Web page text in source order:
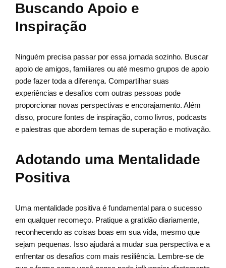
Buscando Apoio e
Inspiração
Ninguém precisa passar por essa jornada sozinho. Buscar
apoio de amigos, familiares ou até mesmo grupos de apoio
pode fazer toda a diferença. Compartilhar suas
experiências e desafios com outras pessoas pode
proporcionar novas perspectivas e encorajamento. Além
disso, procure fontes de inspiração, como livros, podcasts
e palestras que abordem temas de superação e motivação.
Adotando uma Mentalidade
Positiva
Uma mentalidade positiva é fundamental para o sucesso
em qualquer recomeço. Pratique a gratidão diariamente,
reconhecendo as coisas boas em sua vida, mesmo que
sejam pequenas. Isso ajudará a mudar sua perspectiva e a
enfrentar os desafios com mais resiliência. Lembre-se de